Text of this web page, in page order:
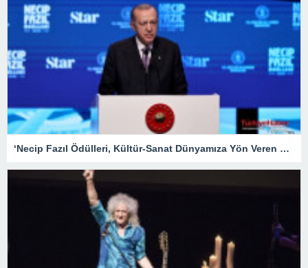
‘Necip Fazıl Ödülleri, Kültür-Sanat Dünyamıza Yön Veren Etkinliklerdendir’ – Kültür Sanat & Sinema